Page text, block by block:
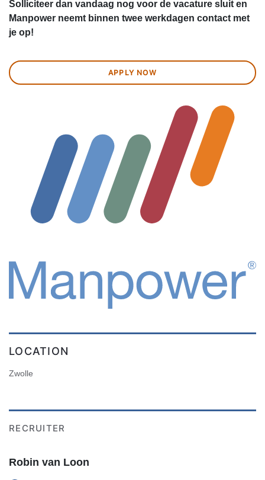
Solliciteer dan vandaag nog voor de vacature sluit en
Manpower neemt binnen twee werkdagen contact met
je op!
APPLY NOW
LOCATION
Zwolle
RECRUITER
Robin van Loon